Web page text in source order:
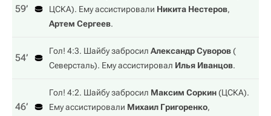
59‎’‎
ЦСКА). Ему ассистировали Никита Нестеров,
Артем Сергеев.
54‎’‎
Гол! 4:3. Шайбу забросил Александр Суворов(
Северсталь). Ему ассистировал Илья Иванцов.
46‎’‎
Гол! 4:2. Шайбу забросил Максим Соркин(ЦСКА).
Ему ассистировали Михаил Григоренко,